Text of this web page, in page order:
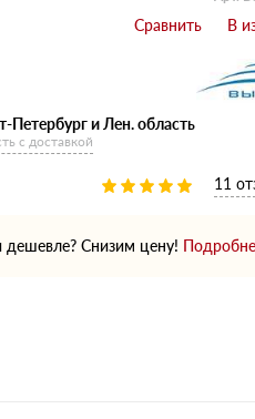
Петербург и Лен. область
с доставкой
11
Снизим цену!